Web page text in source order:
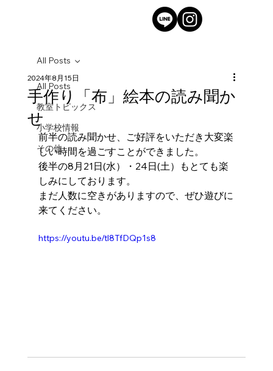
All Posts
教室トピックス
小学校情報
その他
All Posts
手作り「布」絵本の読み聞か
せ
2024年8月15日
前半の読み聞かせ、ご好評をいただき大変楽
しい時間を過ごすことができました。
後半の8月21日(水）・24日(土）もとても楽
しみにしております。
まだ人数に空きがありますので、ぜひ遊びに
来てください。
https://youtu.be/tl8TfDQp1s8